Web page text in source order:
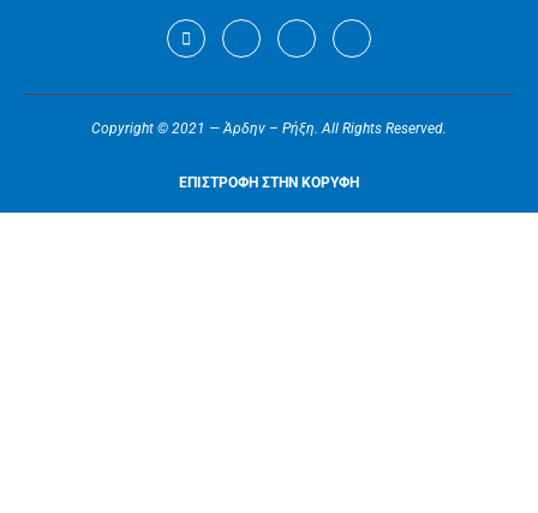
Copyright © 2021 — Άρδην – Ρήξη. All Rights Reserved.
ΕΠΙΣΤΡΟΦΗ ΣΤΗΝ ΚΟΡΥΦΗ